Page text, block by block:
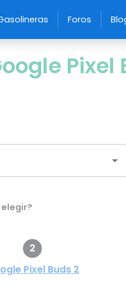
Foros
Pixel
2
Pixel Buds 2